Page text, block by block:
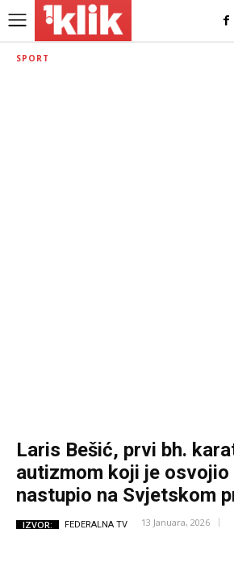
SPORT
Laris Bešić, prvi bh.
autizmom koji je osvojio
nastupio na Svjetskom
IZVOR: FEDERALNA TV 13 Januara, 2026